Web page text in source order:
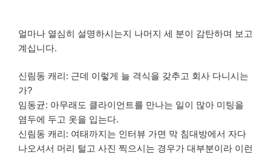
얼마나 열심히 설명하시는지 나머지 세 분이 감탄하며 보고
계십니다.
신림동 캐리: 근데 이렇게 늘 격식을 갖추고 회사 다니시는
가?
임동균: 아무래도 클라이언트를 만나는 일이 많아 미팅을
염두에 두고 옷을 입는다.
신림동 캐리: 여태까지는 인터뷰 가면 막 침대방에서 자다
나오셔서 머리 털고 사진 찍으시는 경우가 대부분이라 이런